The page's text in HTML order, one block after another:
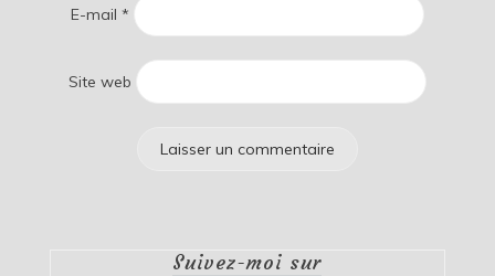
E-mail *
Site web
Suivez-moi sur